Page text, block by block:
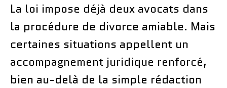
La loi impose déjà deux avocats dans
la procédure de divorce amiable. Mais
certaines situations appellent un
accompagnement juridique renforcé,
bien au-delà de la simple rédaction